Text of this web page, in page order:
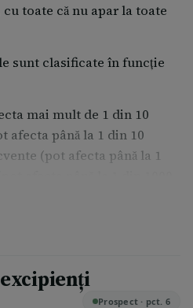
toate că nu apar la toate
sunt clasificate în funcţie
mai mult de 1 din 10
afecta până la 1 din 10
(pot afecta până la 1
afecta până 1 persoană din
durere abdominală,
dureri articulare şi
Prospect · pct. 6